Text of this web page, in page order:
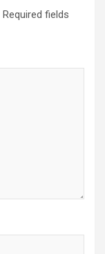
Required fields